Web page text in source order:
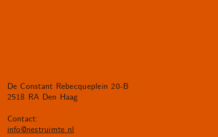
De Constant Rebecqueplein 20-B
2518 RA Den Haag
Contact:
info@nestruimte.nl